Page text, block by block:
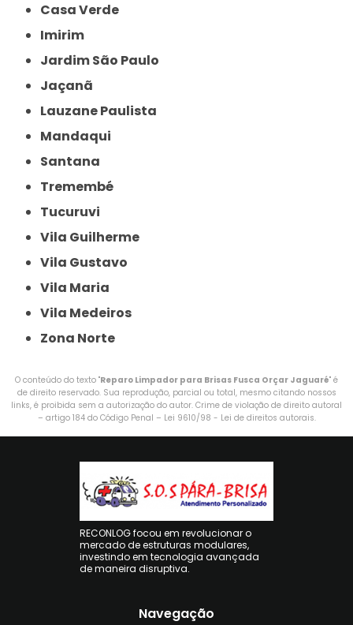
Casa Verde
Imirim
Jardim São Paulo
Jaçanã
Lauzane Paulista
Mandaqui
Santana
Tremembé
Tucuruvi
Vila Guilherme
Vila Gustavo
Vila Maria
Vila Medeiros
Zona Norte
O conteúdo do texto "Reparo Limpador para Brisas Fusca Orçar Jaguaré" é
de direito reservado. Sua reprodução, parcial ou total, mesmo citando nossos
links, é proibida sem a autorização do autor. Crime de violação de direito autoral
– artigo 184 do Código Penal – Lei 9610/98 - Lei de direitos autorais.
RECONLOG focou em revolucionar o
mercado de estruturas modulares,
investindo em tecnologia avançada
de maneira disruptiva.
Navegação